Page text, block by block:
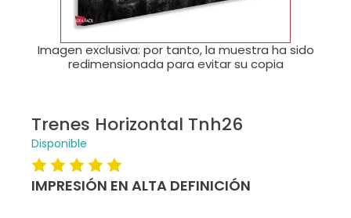
Imagen exclusiva: por tanto, la muestra ha sido
redimensionada para evitar su copia
Trenes Horizontal Tnh26
Disponible
IMPRESIÓN EN ALTA DEFINICIÓN